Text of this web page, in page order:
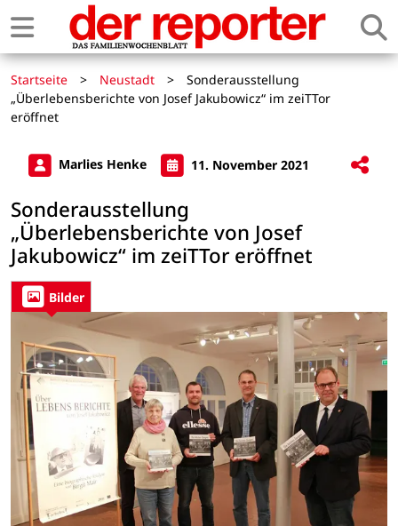
Startseite > Neustadt >
Sonderausstellung
„Überlebensberichte von Josef Jakubowicz“ im zeiTTor
eröffnet
Marlies Henke 11. November 2021
Sonderausstellung
„Überlebensberichte von Josef
Jakubowicz“ im zeiTTor eröffnet
Bilder